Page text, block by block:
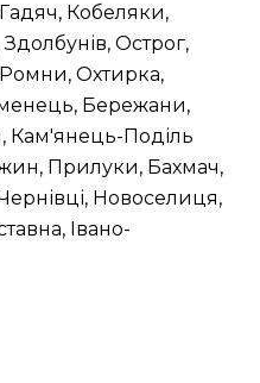
Кобеляки,
Острог,
Охтирка,
Бережани,
Кам'янець-Поділь
Прилуки, Бахмач,
Новоселиця,
Івано-